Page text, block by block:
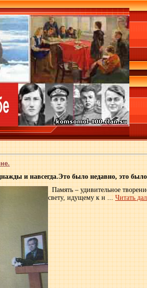
и навсегда.Это было недавно, это
Память – удивительное
свету, идущему к н ... Читать